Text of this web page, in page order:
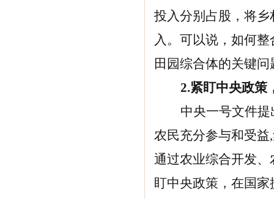
投入分别占股，将
入。可以说，如何
田园综合体的关键问
2.紧盯中央政策
中央一号文件
农民充分参与和受
通过农业综合开发
盯中央政策，在国